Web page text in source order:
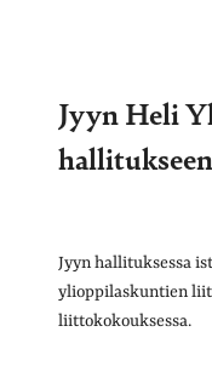
Jyyn Heli
hallitukseen
Jyyn hallituksessa
ylioppilaskuntien
liittokokouksessa.